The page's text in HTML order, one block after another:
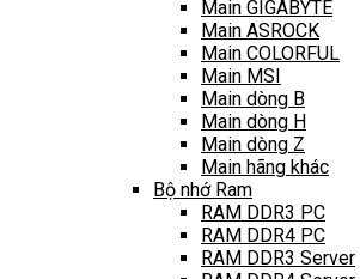
Main GIGABYTE
Main ASROCK
Main COLORFUL
Main MSI
Main dòng B
Main dòng H
Main dòng Z
Main hãng khác
Bộ nhớ Ram
RAM DDR3 PC
RAM DDR4 PC
RAM DDR3 Server